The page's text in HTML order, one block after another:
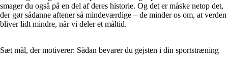
smager du også på en del af deres historie. Og det er måske netop det,
der gør sådanne aftener så mindeværdige – de minder os om, at verden
bliver lidt mindre, når vi deler et måltid.
Sæt mål, der motiverer: Sådan bevarer du gejsten i din sportstræning